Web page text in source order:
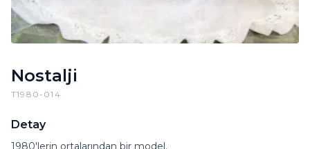
Nostalji
T1980-014
Detay
1980'lerin ortalarından bir model.